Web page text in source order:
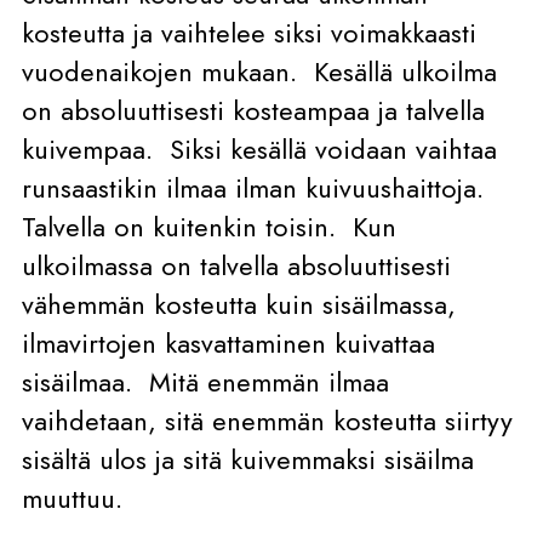
kosteutta ja vaihtelee siksi voimakkaasti
vuodenaikojen mukaan. Kesällä ulkoilma
on absoluuttisesti kosteampaa ja talvella
kuivempaa. Siksi kesällä voidaan vaihtaa
runsaastikin ilmaa ilman kuivuushaittoja.
Talvella on kuitenkin toisin. Kun
ulkoilmassa on talvella absoluuttisesti
vähemmän kosteutta kuin sisäilmassa,
ilmavirtojen kasvattaminen kuivattaa
sisäilmaa. Mitä enemmän ilmaa
vaihdetaan, sitä enemmän kosteutta siirtyy
sisältä ulos ja sitä kuivemmaksi sisäilma
muuttuu.